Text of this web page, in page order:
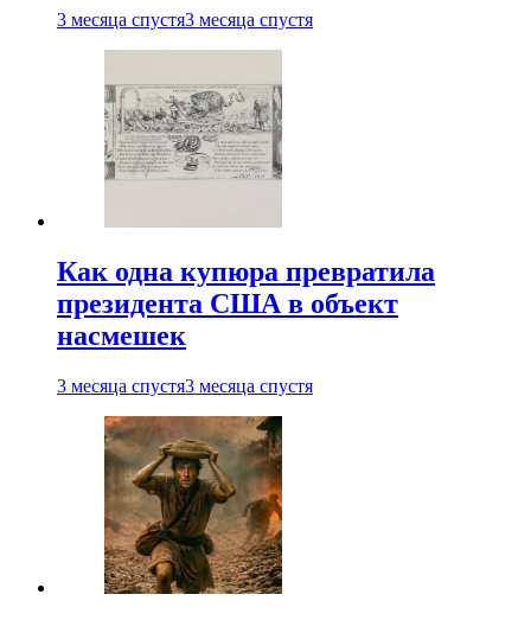
3 месяца спустя3 месяца спустя
Как одна купюра превратила
президента США в объект
насмешек
3 месяца спустя3 месяца спустя